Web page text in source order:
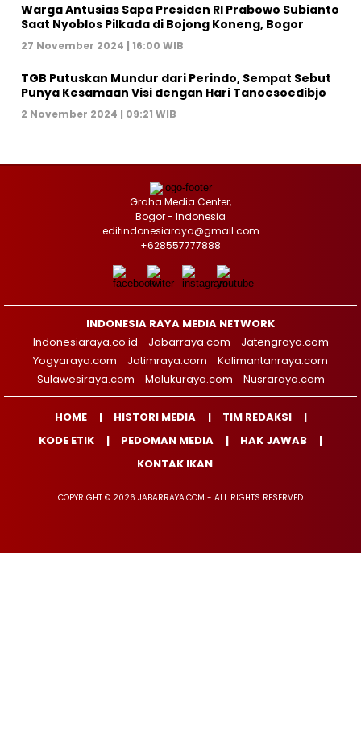
Warga Antusias Sapa Presiden RI Prabowo Subianto
Saat Nyoblos Pilkada di Bojong Koneng, Bogor
27 November 2024 | 16:00 WIB
TGB Putuskan Mundur dari Perindo, Sempat Sebut
Punya Kesamaan Visi dengan Hari Tanoesoedibjo
2 November 2024 | 09:21 WIB
Graha Media Center,
Bogor - Indonesia
editindonesiaraya@gmail.com
+628557777888
INDONESIA RAYA MEDIA NETWORK
Indonesiaraya.co.id
Jabarraya.com
Jatengraya.com
Yogyaraya.com
Jatimraya.com
Kalimantanraya.com
Sulawesiraya.com
Malukuraya.com Nusraraya.com
HOME HISTORI MEDIA
TIM REDAKSI
KODE ETIK
PEDOMAN MEDIA
HAK JAWAB
KONTAK IKAN
COPYRIGHT © 2026 JABARRAYA.COM - ALL RIGHTS RESERVED